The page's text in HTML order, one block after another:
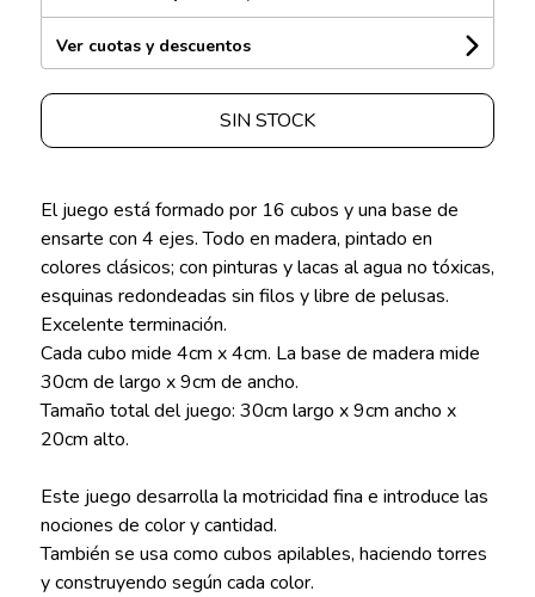
Ver cuotas y descuentos
SIN STOCK
El juego está formado por 16 cubos y una base de
ensarte con 4 ejes. Todo en madera, pintado en
colores clásicos; con pinturas y lacas al agua no tóxicas,
esquinas redondeadas sin filos y libre de pelusas.
Excelente terminación.
Cada cubo mide 4cm x 4cm. La base de madera mide
30cm de largo x 9cm de ancho.
Tamaño total del juego: 30cm largo x 9cm ancho x
20cm alto.
Este juego desarrolla la motricidad fina e introduce las
nociones de color y cantidad.
También se usa como cubos apilables, haciendo torres
y construyendo según cada color.